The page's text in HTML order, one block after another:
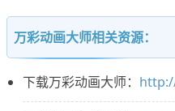
万彩动画大师相关资源：
下载万彩动画大师：